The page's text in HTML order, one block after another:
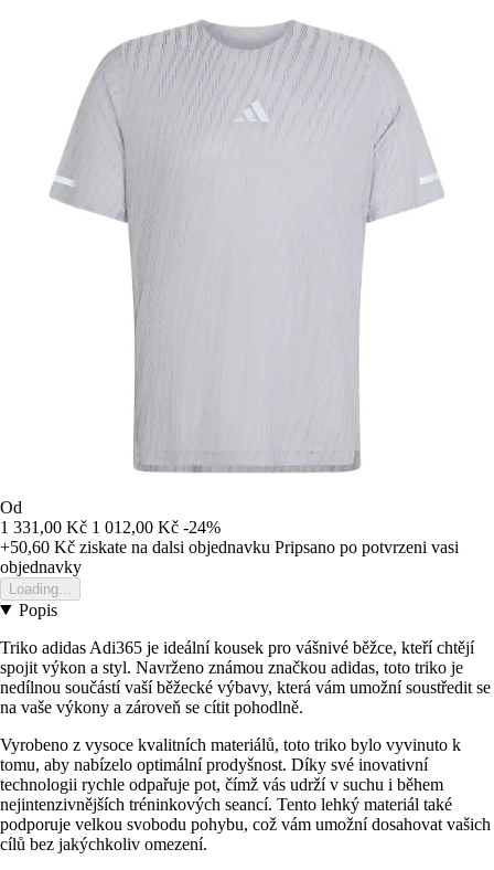
Od
1 331,00 Kč 1 012,00 Kč -24%
+50,60 Kč ziskate na dalsi objednavku Pripsano po potvrzeni vasi
objednavky
Loading...
Popis
Triko adidas Adi365 je ideální kousek pro vášnivé běžce, kteří chtějí
spojit výkon a styl. Navrženo známou značkou adidas, toto triko je
nedílnou součástí vaší běžecké výbavy, která vám umožní soustředit se
na vaše výkony a zároveň se cítit pohodlně.
Vyrobeno z vysoce kvalitních materiálů, toto triko bylo vyvinuto k
tomu, aby nabízelo optimální prodyšnost. Díky své inovativní
technologii rychle odpařuje pot, čímž vás udrží v suchu i během
nejintenzivnějších tréninkových seancí. Tento lehký materiál také
podporuje velkou svobodu pohybu, což vám umožní dosahovat vašich
cílů bez jakýchkoliv omezení.